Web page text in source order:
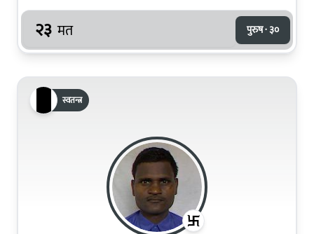
२३ मत पुरुष · ३०
स्वतन्त्र